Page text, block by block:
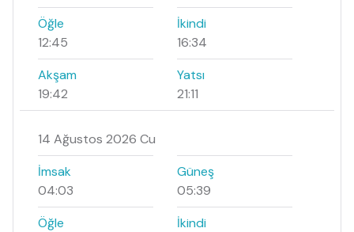
Öğle
12:45
İkindi
16:34
Akşam
19:42
Yatsı
21:11
14 Ağustos 2026 Cu
İmsak
04:03
Güneş
05:39
Öğle
İkindi